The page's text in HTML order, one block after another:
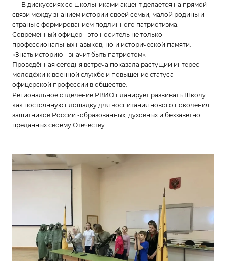
В дискуссиях со школьниками акцент делается на прямой
связи между знанием истории своей семьи, малой родины и
страны с формированием подлинного патриотизма.
Современный офицер - это носитель не только
профессиональных навыков, но и исторической памяти.
«Знать историю – значит быть патриотом».
Проведённая сегодня встреча показала растущий интерес
молодёжи к военной службе и повышение статуса
офицерской профессии в обществе.
Региональное отделение РВИО планирует развивать Школу
как постоянную площадку для воспитания нового поколения
защитников России -образованных, духовных и беззаветно
преданных своему Отечеству.